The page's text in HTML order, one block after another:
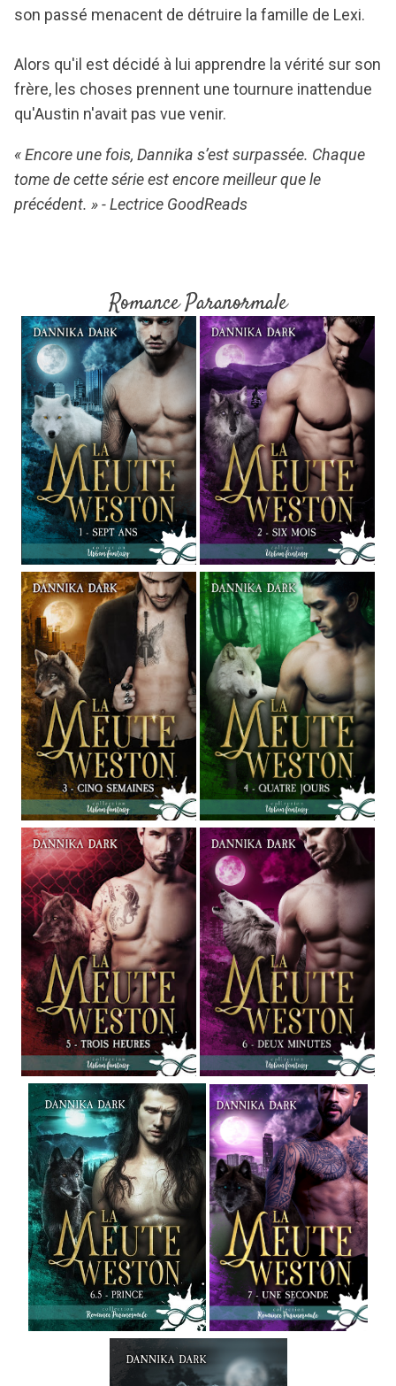
son passé menacent de détruire la famille de Lexi.
Alors qu'il est décidé à lui apprendre la vérité sur son
frère, les choses prennent une tournure inattendue
qu'Austin n'avait pas vue venir.
« Encore une fois, Dannika s’est surpassée. Chaque
tome de cette série est encore meilleur que le
précédent. » -Lectrice GoodReads
Romance Paranormale